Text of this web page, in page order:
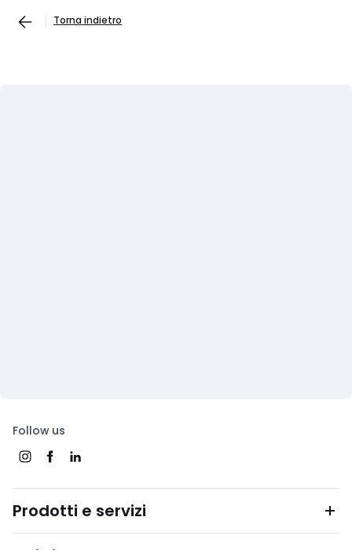
Torna indietro
Follow us
Prodotti e servizi